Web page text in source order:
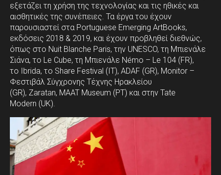
εξετάζει τη χρήση της τεχνολογίας και τις ηθικές και
αισθητικές της συνέπειες. Τα έργα του έχουν
παρουσιαστεί στα Portuguese Emerging ArtBooks,
εκδόσεις 2018 & 2019, και έχουν προβληθεί διεθνώς,
όπως στο Nuit Blanche Paris, την UNESCO, τη Μπιενάλε
Σιάνα, το Le Cube, τη Μπιενάλε Némo – Le 104 (FR),
το Ibrida, το Share Festival (IT), ADAF (GR), Monitor –
Φεστιβάλ Σύγχρονης Τέχνης Ηρακλείου
(GR), Zaratan, MAAT Museum (PT) και στην Tate
Modern (UK).